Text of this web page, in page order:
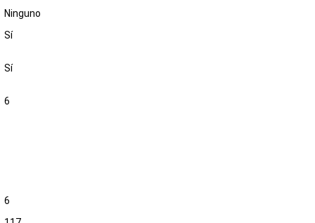
Ninguno
Sí
Sí
6
6